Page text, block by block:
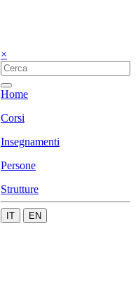
×
Home
Corsi
Insegnamenti
Persone
Strutture
IT EN